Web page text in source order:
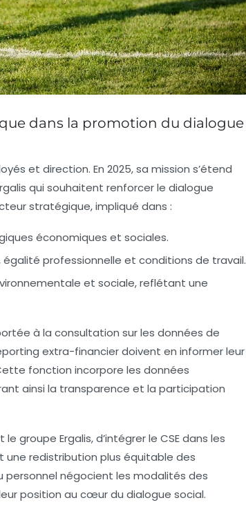
dans la promotion du dialogue
et direction. En 2025, sa mission s’étend
qui souhaitent renforcer le dialogue
stratégique, impliqué dans :
économiques et sociales.
égalité professionnelle et conditions de travail.
et sociale, reflétant une
à la consultation sur les données de
extra-financier doivent en informer leur
fonction incorpore les données
ainsi la transparence et la participation
groupe Ergalis, d’intégrer le CSE dans les
redistribution plus équitable des
personnel négocient les modalités des
position au cœur du dialogue social.